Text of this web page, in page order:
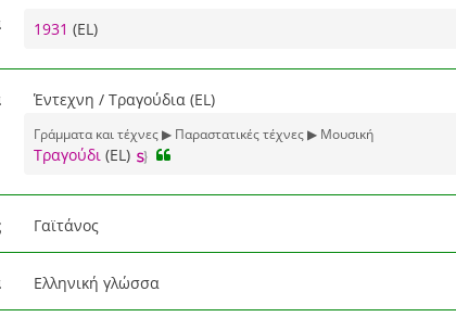
1931 (EL)
Έντεχνη / Τραγούδια (EL)
Γράμματα και τέχνες ▶ Παραστατικές τέχνες ▶ Μουσική
Τραγούδι(EL)
Γαϊτάνος
Ελληνική γλώσσα